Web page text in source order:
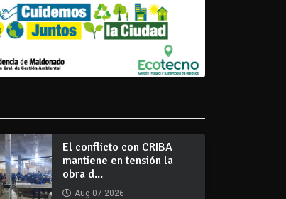
El conflicto con CRIBA
mantiene en tensión la
obra d...
Aug 07 2026